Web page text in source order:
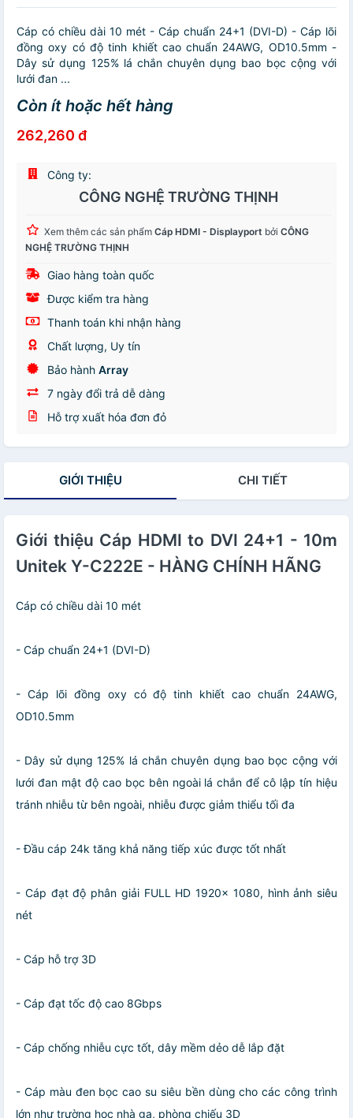
Cáp có chiều dài 10 mét - Cáp chuẩn 24+1 (DVI-D) - Cáp lõi
đồng oxy có độ tinh khiết cao chuẩn 24AWG, OD10.5mm -
Dây sử dụng 125% lá chắn chuyên dụng bao bọc cộng với
lưới đan ...
Còn ít hoặc hết hàng
262,260 đ
Công ty:
CÔNG NGHỆ TRƯỜNG THỊNH
Xem thêm các sản phẩm Cáp HDMI - Displayport bởi CÔNG
NGHỆ TRƯỜNG THỊNH
Giao hàng toàn quốc
Được kiểm tra hàng
Thanh toán khi nhận hàng
Chất lượng, Uy tín
Bảo hành Array
7 ngày đổi trả dễ dàng
Hỗ trợ xuất hóa đơn đỏ
GIỚI THIỆU CHI TIẾT
Giới thiệu Cáp HDMI to DVI 24+1 - 10m
Unitek Y-C222E - HÀNG CHÍNH HÃNG
Cáp có chiều dài 10 mét
- Cáp chuẩn 24+1 (DVI-D)
- Cáp lõi đồng oxy có độ tinh khiết cao chuẩn 24AWG,
OD10.5mm
- Dây sử dụng 125% lá chắn chuyên dụng bao bọc cộng với
lưới đan mật độ cao bọc bên ngoài lá chắn để cô lập tín hiệu
tránh nhiễu từ bên ngoài, nhiễu được giảm thiểu tối đa
- Đầu cáp 24k tăng khả năng tiếp xúc được tốt nhất
- Cáp đạt độ phân giải FULL HD 1920x 1080, hình ảnh siêu
nét
- Cáp hỗ trợ 3D
- Cáp đạt tốc độ cao 8Gbps
- Cáp chống nhiễu cực tốt, dây mềm dẻo dễ lắp đặt
- Cáp màu đen bọc cao su siêu bền dùng cho các công trình
lớn như trường học nhà ga, phòng chiếu 3D